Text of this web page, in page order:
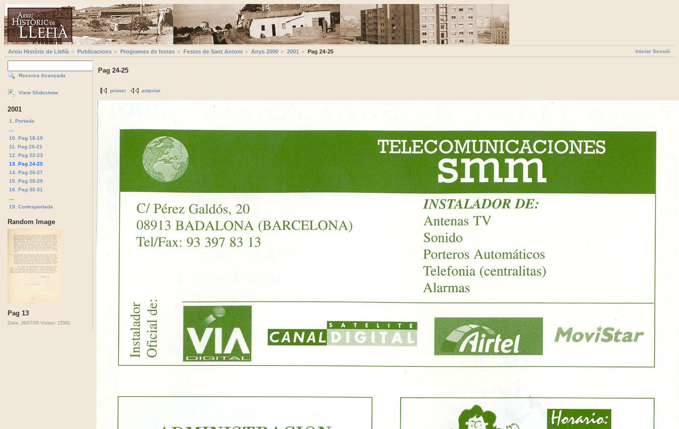
Iniciar Sessió
Arxiu Històric de Llefià Publicacions Programes de festes Festes de Sant Antoni Anys 2000 2001 Pag 24-25
Recerca Avançada
View Slideshow
2001
1. Portada
10. Pag 18-19
11. Pag 20-21
12. Pag 22-23
13. Pag 24-25
14. Pag 26-27
15. Pag 28-29
16. Pag 30-31
19. Contraportada
Random Image
Pag 13
Data: 26/07/05 Visites: 15581
Pag 24-25
primer anterior